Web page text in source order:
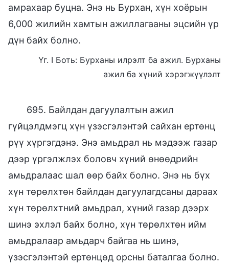
амрахаар буцна. Энэ нь Бурхан, хүн хоёрын
6,000 жилийн хамтын ажиллагааны эцсийн үр
дүн байх болно.
Үг. I Боть: Бурханы илрэлт ба ажил. Бурханы
ажил ба хүний хэрэгжүүлэлт
695. Байлдан дагуулалтын ажил
гүйцэлдмэгц хүн үзэсгэлэнтэй сайхан ертөнц
рүү хүргэгдэнэ. Энэ амьдрал нь мэдээж газар
дээр үргэлжлэх боловч хүний өнөөдрийн
амьдралаас шал өөр байх болно. Энэ нь бүх
хүн төрөлхтөн байлдан дагуулагдсаны дараах
хүн төрөлхтний амьдрал, хүний газар дээрх
шинэ эхлэл байх болно, хүн төрөлхтөн ийм
амьдралаар амьдарч байгаа нь шинэ,
үзэсгэлэнтэй ертөнцөд орсны баталгаа болно.